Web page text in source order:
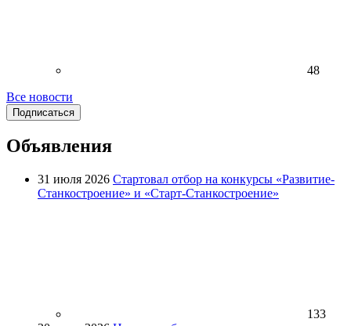
48
Все новости
Подписаться
Объявления
31 июля 2026 Стартовал отбор на конкурсы «Развитие-
Станкостроение» и «Старт-Станкостроение»
133